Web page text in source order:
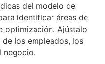
del modelo de
identificar áreas de
optimización. Ajústalo
de los empleados, los
negocio.